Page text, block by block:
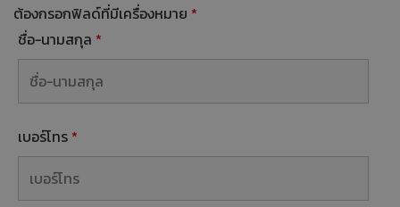
ต้องกรอกฟิลด์ที่มีเครื่องหมาย *
ชื่อ-นามสกุล *
เบอร์โทร *